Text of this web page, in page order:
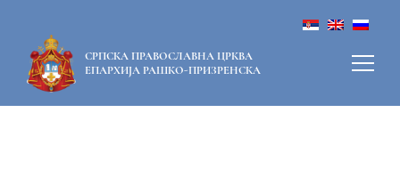
СРПСКА ПРАВОСЛАВНА ЦРКВА
ЕПАРХИЈА РАШКО-ПРИЗРЕНСКА